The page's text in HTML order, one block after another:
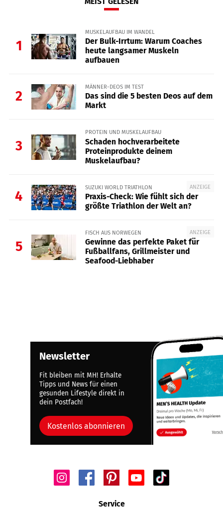
1
MUSKELAUFBAU IM WANDEL
Der Bulk-Irrtum: Warum Coaches
heute langsamer Muskeln
aufbauen
2
MÄNNER-DEOS IM TEST
Das sind die 5 besten Deos auf dem
Markt
3
PROTEIN UND MUSKELAUFBAU
Schaden hochverarbeitete
Proteinprodukte deinem
Muskelaufbau?
4
ANZEIGE
SUZUKI WORLD TRIATHLON
Praxis-Check: Wie fühlt sich der
größte Triathlon der Welt an?
5
ANZEIGE
FISCH AUS NORWEGEN
Gewinne das perfekte Paket für
Fußballfans, Grillmeister und
Seafood-Liebhaber
Newsletter
Fit bleiben mit MH! Erhalte
Tipps und News für einen
gesunden Lifestyle direkt in
dein Postfach!
Kostenlos abonnieren
Service